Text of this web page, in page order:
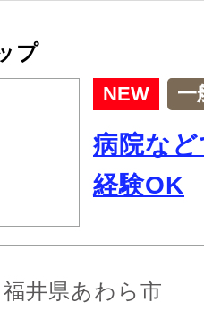
プ
NEW 一
病院な
経験OK
福井県あわら市